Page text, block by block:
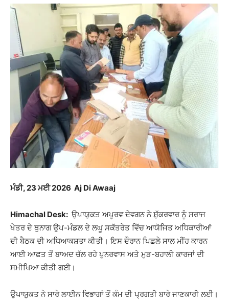
ਮੰਡੀ, 23 ਮਈ 2026 Aj Di Awaaj
Himachal Desk: ਉਪਾਯੁਕਤ ਅਪੂਰਵ ਦੇਵਗਨ ਨੇ ਸ਼ੁੱਕਰਵਾਰ ਨੂੰ ਸਰਾਜ
ਖੇਤਰ ਦੇ ਥੁਨਾਗ ਉਪ-ਮੰਡਲ ਦੇ ਲਘੂ ਸਕੱਤਰੇਤ ਵਿੱਚ ਆਯੋਜਿਤ ਅਧਿਕਾਰੀਆਂ
ਦੀ ਬੈਠਕ ਦੀ ਅਧਿਆਕਸ਼ਤਾ ਕੀਤੀ। ਇਸ ਦੌਰਾਨ ਪਿਛਲੇ ਸਾਲ ਮੀਂਹ ਕਾਰਨ
ਆਈ ਆਫ਼ਤ ਤੋਂ ਬਾਅਦ ਚੱਲ ਰਹੇ ਪੁਨਰਵਾਸ ਅਤੇ ਮੁੜ-ਬਹਾਲੀ ਕਾਰਜਾਂ ਦੀ
ਸਮੀਖਿਆ ਕੀਤੀ ਗਈ।
ਉਪਾਯੁਕਤ ਨੇ ਸਾਰੇ ਲਾਈਨ ਵਿਭਾਗਾਂ ਤੋਂ ਕੰਮ ਦੀ ਪ੍ਰਗਤੀ ਬਾਰੇ ਜਾਣਕਾਰੀ ਲਈ।